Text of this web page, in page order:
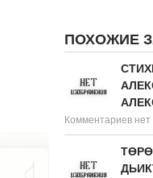
ПОХОЖИЕ
Комментариев нет